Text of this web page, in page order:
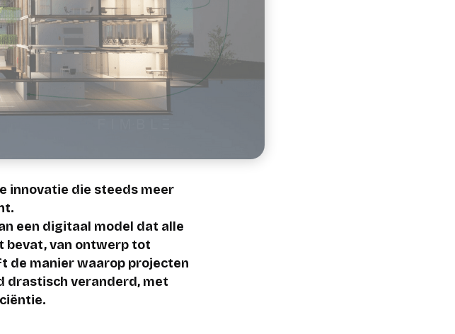
innovatie die steeds meer
een digitaal model dat alle
bevat, van ontwerp tot
de manier waarop projecten
drastisch veranderd, met